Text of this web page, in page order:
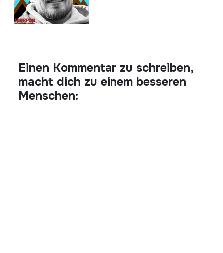
Einen Kommentar zu schreiben,
macht dich zu einem besseren
Menschen: